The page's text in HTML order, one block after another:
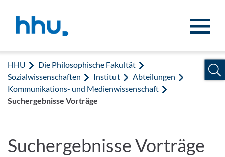
HHU
Die Philosophische Fakultät
Sozialwissenschaften
Institut
Abteilungen
Kommunikations- und Medienwissenschaft
Suchergebnisse Vorträge
Suchergebnisse Vorträge